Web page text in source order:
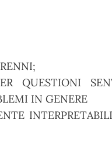
QUESTIONI
IN GENERE